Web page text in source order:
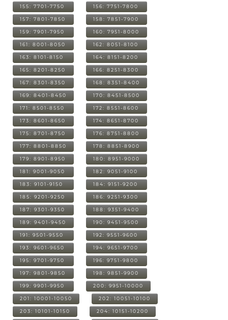
155: 7701-7750 156: 7751-7800
157: 7801-7850 158: 7851-7900
159: 7901-7950 160: 7951-8000
161: 8001-8050 162: 8051-8100
163: 8101-8150 164: 8151-8200
165: 8201-8250 166: 8251-8300
167: 8301-8350 168: 8351-8400
169: 8401-8450 170: 8451-8500
171: 8501-8550 172: 8551-8600
173: 8601-8650 174: 8651-8700
175: 8701-8750 176: 8751-8800
177: 8801-8850 178: 8851-8900
179: 8901-8950 180: 8951-9000
181: 9001-9050 182: 9051-9100
183: 9101-9150 184: 9151-9200
185: 9201-9250 186: 9251-9300
187: 9301-9350 188: 9351-9400
189: 9401-9450 190: 9451-9500
191: 9501-9550 192: 9551-9600
193: 9601-9650 194: 9651-9700
195: 9701-9750 196: 9751-9800
197: 9801-9850 198: 9851-9900
199: 9901-9950 200: 9951-10000
201: 10001-10050 202: 10051-10100
203: 10101-10150 204: 10151-10200